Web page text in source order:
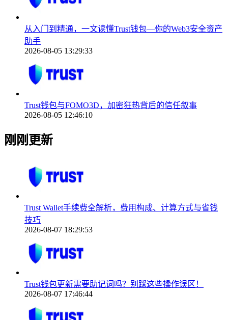
从入门到精通，一文读懂Trust钱包—你的Web3安全资产
助手
2026-08-05 13:29:33
Trust钱包与FOMO3D，加密狂热背后的信任叙事
2026-08-05 12:46:10
刚刚更新
Trust Wallet手续费全解析，费用构成、计算方式与省钱
技巧
2026-08-07 18:29:53
Trust钱包更新需要助记词吗？别踩这些操作误区！
2026-08-07 17:46:44